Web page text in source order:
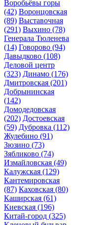
Воробьёвы горы
(42) Воронцовская
(89) Выставочная
(291) Выхино (78)
Генерала Тюленева
(14) Говорово (94)
Давыдково (108)
Деловой центр
(323) Динамо (176)
Дмитровская (201)
Добрынинская
(142)
Домодедовская
(202) Достоевская
(59) Дубровка (112)
Жулебино (91)
Зюзино (73)
Зябликово (74)
Измайловская (49)
Калужская (129)
Кантемировская
(87) Каховская (80)
Каширская (61)
Киевская (196)
Китай-город (325)